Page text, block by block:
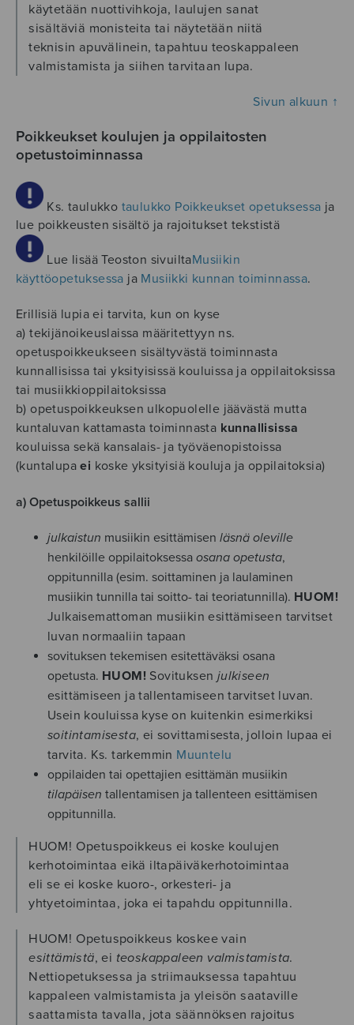
käytetään nuottivihkoja, laulujen sanat
sisältäviä monisteita tai näytetään niitä
teknisin apuvälinein, tapahtuu teoskappaleen
valmistamista ja siihen tarvitaan lupa.
Sivun alkuun ↑
Poikkeukset koulujen ja oppilaitosten
opetustoiminnassa
Ks. taulukko taulukko Poikkeukset opetuksessa ja
lue poikkeusten sisältö ja rajoitukset tekstistä
Lue lisää Teoston sivuiltaMusiikin
käyttöopetuksessa ja Musiikki kunnan toiminnassa.
Erillisiä lupia ei tarvita, kun on kyse
a) tekijänoikeuslaissa määritettyyn ns.
opetuspoikkeukseen sisältyvästä toiminnasta
kunnallisissa tai yksityisissä kouluissa ja oppilaitoksissa
tai musiikkioppilaitoksissa
b) opetuspoikkeuksen ulkopuolelle jäävästä mutta
kuntaluvan kattamasta toiminnasta kunnallisissa
kouluissa sekä kansalais- ja työväenopistoissa
(kuntalupaei koske yksityisiä kouluja ja oppilaitoksia)
a) Opetuspoikkeus sallii
julkaistun musiikin esittämisen läsnä oleville
henkilöille oppilaitoksessa osana opetusta,
oppitunnilla (esim. soittaminen ja laulaminen
musiikin tunnilla tai soitto- tai teoriatunnilla). HUOM!
Julkaisemattoman musiikin esittämiseen tarvitset
luvan normaaliin tapaan
sovituksen tekemisen esitettäväksi osana
opetusta. HUOM! Sovituksen julkiseen
esittämiseen ja tallentamiseen tarvitset luvan.
Usein kouluissa kyse on kuitenkin esimerkiksi
soitintamisesta, ei sovittamisesta, jolloin lupaa ei
tarvita. Ks. tarkemmin Muuntelu
oppilaiden tai opettajien esittämän musiikin
tilapäisen tallentamisen ja tallenteen esittämisen
oppitunnilla.
HUOM! Opetuspoikkeus ei koske koulujen
kerhotoimintaa eikä iltapäiväkerhotoimintaa
eli se ei koske kuoro-, orkesteri- ja
yhtyetoimintaa, joka ei tapahdu oppitunnilla.
HUOM! Opetuspoikkeus koskee vain
esittämistä, ei teoskappaleen valmistamista.
Nettiopetuksessa ja striimauksessa tapahtuu
kappaleen valmistamista ja yleisön saataville
saattamista tavalla, jota säännöksen rajoitus